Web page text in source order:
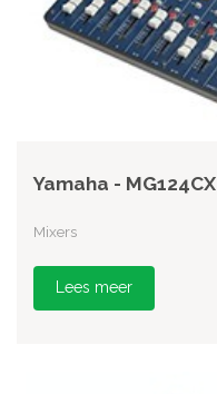
Yamaha - MG124CX
Mixers
Lees meer